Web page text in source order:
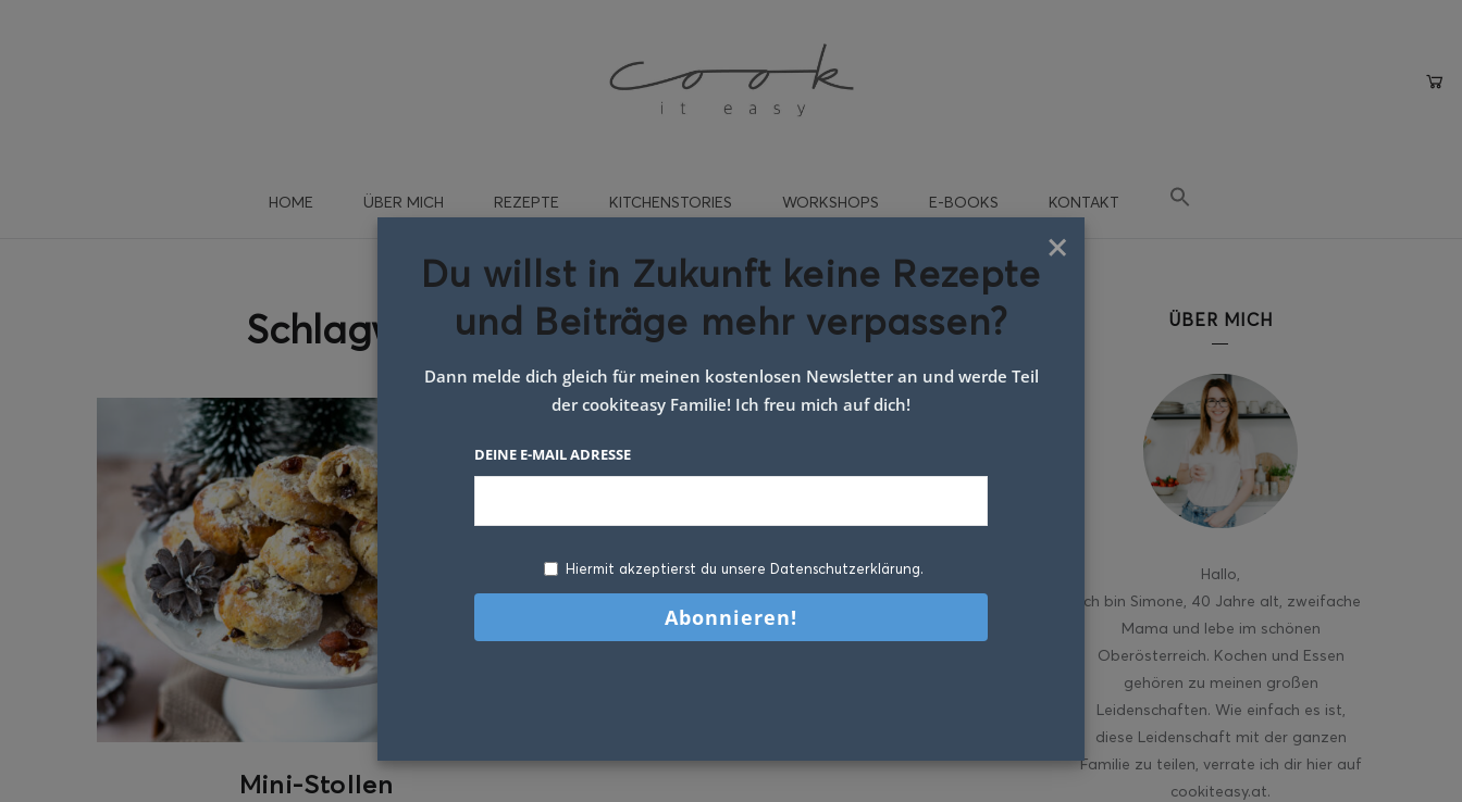
HOME ÜBER MICH REZEPTE KITCHENSTORIES WORKSHOPS E-BOOKS KONTAKT
Schlagwort:traditionelles Gebäck
Mini-Stollen
ÜBER MICH
Hallo
ich bin Simone, 40 Jahre alt, zweifache
Mama und lebe im schönen
Oberösterreich. Kochen und Essen
gehören zu meinen großen
Leidenschaften. Wie einfach es ist,
diese Leidenschaft mit der ganzen
Familie zu teilen, verrate ich dir hier auf
cookiteasy.at.
×
Du willst in Zukunft keine Rezepte
und Beiträge mehr verpassen?
Dann melde dich gleich für meinen kostenlosen Newsletter an und werde Teil
der cookiteasy Familie! Ich freu mich auf dich!
DEINE E-MAIL ADRESSE
Hiermit akzeptierst du unsere Datenschutzerklärung.